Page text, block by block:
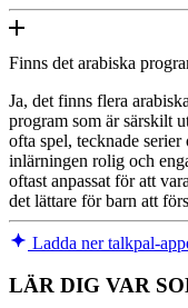
Finns det arabiska
Ja, det finns flera
program som är särskilt
ofta spel, tecknade
inlärningen rolig och
oftast anpassat för att
det lättare för barn att
Ladda ner talkpal-
LÄR DIG VAR